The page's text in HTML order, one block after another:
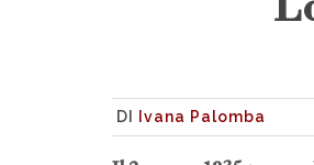
DI Ivana Palomba